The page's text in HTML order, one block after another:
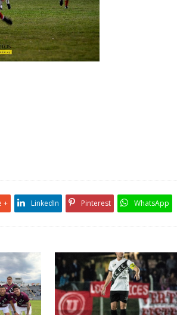
+ LinkedIn Pinterest WhatsApp